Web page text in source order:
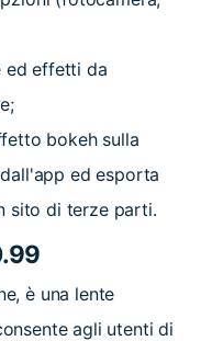
ed effetti da
bokeh sulla
ed esporta
sito di terze parti.
è una lente
agli utenti di